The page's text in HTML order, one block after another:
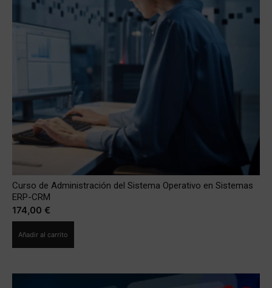
Curso de Administración del Sistema Operativo en Sistemas
ERP-CRM
174,00 €
Añadir al carrito